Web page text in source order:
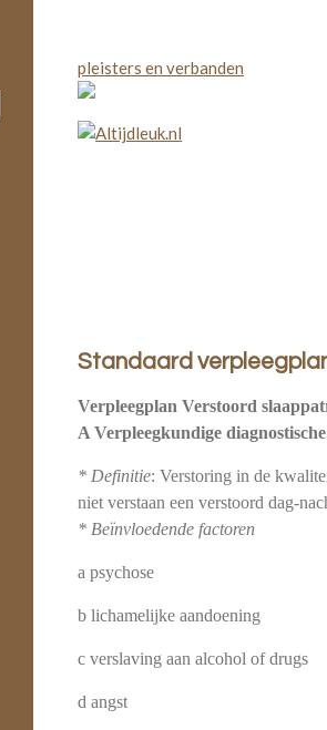
pleisters en verbanden
Standaard
Verpleegplan Verstoord
A Verpleegkundige
* Definitie: Verstoring in de
niet verstaan een verstoord dag-
* Beïnvloedende factoren
a psychose
b lichamelijke aandoening
c verslaving aan alcohol of drugs
d angst